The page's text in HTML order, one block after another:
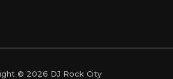
© 2026 DJ Rock City